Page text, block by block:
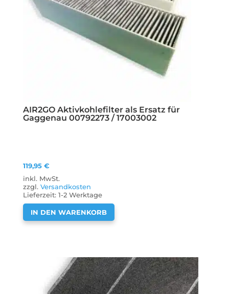
AIR2GO Aktivkohlefilter als Ersatz für
Gaggenau 00792273 / 17003002
119,95€
inkl. MwSt.
zzgl.Versandkosten
Lieferzeit:1-2 Werktage
IN DEN WARENKORB